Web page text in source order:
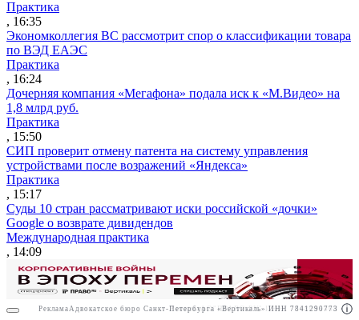
РекламаАО"ПРАВО.РУ" ИНН: 7708095468
Практика
, 16:35
Экономколлегия ВС рассмотрит спор о классификации товара
по ВЭД ЕАЭС
Практика
, 16:24
Дочерняя компания «Мегафона» подала иск к «М.Видео» на
1,8 млрд руб.
Практика
, 15:50
СИП проверит отмену патента на систему управления
устройствами после возражений «Яндекса»
Практика
, 15:17
Суды 10 стран рассматривают иски российской «дочки»
Google о возврате дивидендов
Международная практика
, 14:09
Реклама Адвокатское бюро Санкт-Петербурга «Вертикаль» ИНН 7841290773